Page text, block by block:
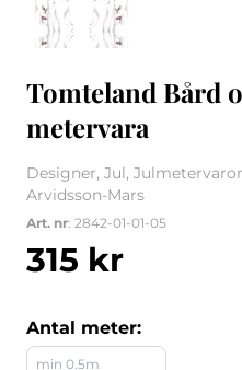
Tomteland Bård
metervara
Designer, Jul,
Arvidsson-Mars
Art. nr: 2842-01-01-05
315 kr
Antal meter: